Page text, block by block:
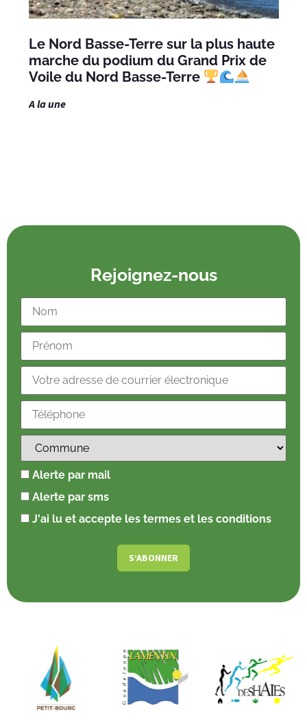
A la une
Le Nord Basse-Terre sur la plus haute
marche du podium du Grand Prix de
Voile du Nord Basse-Terre
Rejoignez-nous
Alerte par mail
Alerte par sms
J'ai lu et accepte les termes et les conditions